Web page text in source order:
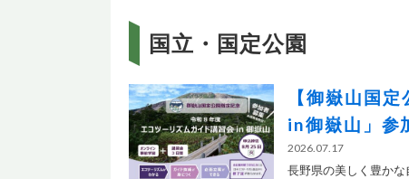
国立・国定公園
【御嶽山国
in御嶽山」参
2026.07.17
長野県の美しく豊か